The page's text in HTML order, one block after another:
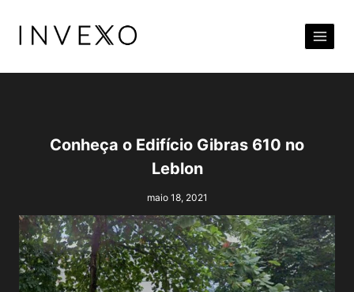
para
Conteúdo
Conheça o Edifício Gibras 610 no
Leblon
maio 18, 2021